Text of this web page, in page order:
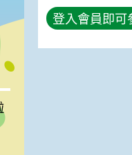
登入會員即可